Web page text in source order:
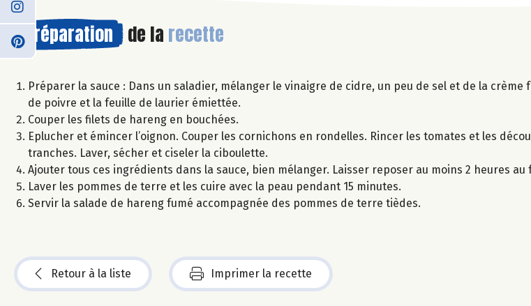
Préparation de la recette
Préparer la sauce : Dans un saladier, mélanger le vinaigre de cidre, un peu de sel et de la
de poivre et la feuille de laurier émiettée.
Couper les filets de hareng en bouchées.
Eplucher et émincer l’oignon. Couper les cornichons en rondelles. Rincer les tomates et les
tranches. Laver, sécher et ciseler la ciboulette.
Ajouter tous ces ingrédients dans la sauce, bien mélanger. Laisser reposer au moins 2 heures au
Laver les pommes de terre et les cuire avec la peau pendant 15 minutes.
Servir la salade de hareng fumé accompagnée des pommes de terre tièdes.
Retour à la liste Imprimer la recette